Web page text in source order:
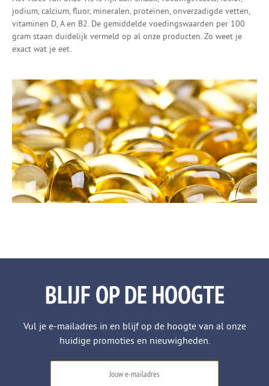
jodium, calcium, fluor, mineralen, proteïnen, onverzadigde vetten,
vitaminen D, A en B2. De gemiddelde voedingswaarden per 100
gram staan duidelijk vermeld op al onze producten. Zo weet je
exact wat je eet.
BLIJF OP DE HOOGTE
Vul je e-mailadres in en blijf op de hoogte van al onze
huidige promoties en nieuwigheden.